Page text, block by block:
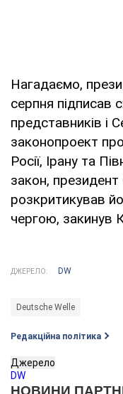
Нагадаємо,
серпня підписав
представників і
законопроект
Росії, Ірану та
закон,
розкритикував
чергою, закинув
ДЖЕРЕЛО: DW
Deutsche Welle
Редакційна політика
Джерело
DW